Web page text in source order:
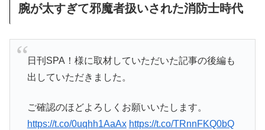
腕が太すぎて邪魔者扱いされた消防士時代
日刊SPA！様に取材していただいた記事の後編も
出していただきました。
ご確認のほどよろしくお願いいたします。
https://t.co/0uqhh1AaAx https://t.co/TRnnFKQ0bQ